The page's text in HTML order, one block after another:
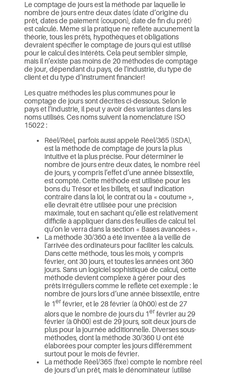
Le comptage de jours est la méthode par laquelle le
nombre de jours entre deux dates (date d’origine du
prêt, dates de paiement (coupon), date de fin du prêt)
est calculé. Même si la pratique ne reflète aucunement la
théorie, tous les prêts, hypothèques et obligations
devraient spécifier le comptage de jours qui est utilisé
pour le calcul des intérêts. Cela peut sembler simple,
mais il n’existe pas moins de 20 méthodes de comptage
de jour, dépendant du pays, de l’industrie, du type de
client et du type d’instrument financier!
Les quatre méthodes les plus communes pour le
comptage de jours sont décrites ci-dessous. Selon le
pays et l’industrie, il peut y avoir des variantes dans les
noms utilisés. Ces noms suivent la nomenclature ISO
15022 :
Réel/Réel, parfois aussi appelé Réel/365 (ISDA),
est la méthode de comptage de jours la plus
intuitive et la plus précise. Pour déterminer le
nombre de jours entre deux dates, le nombre réel
de jours, y compris l’effet d’une année bissextile,
est compté. Cette méthode est utilisée pour les
bons du Trésor et les billets, et sauf indication
contraire dans la loi, le contrat ou la « coutume »,
elle devrait être utilisée pour une précision
maximale, tout en sachant qu’elle est relativement
difficile à appliquer dans des feuilles de calcul tel
qu’on le verra dans la section « Bases avancées ».
La méthode 30/360 a été inventée à la veille de
l’arrivée des ordinateurs pour faciliter les calculs.
Dans cette méthode, tous les mois, y compris
février, ont 30 jours, et toutes les années ont 360
jours. Sans un logiciel sophistiqué de calcul, cette
méthode devient complexe à gérer pour des
prêts irréguliers comme le reflète cet exemple : le
nombre de jours lors d’une année bissextile, entre
le 1er février, et le 28 février (à 0h00) est de 27
alors que le nombre de jours du 1er février au 29
février (à 0h00) est de 29 jours, soit deux jours de
plus pour la journée additionnelle. Diverses sous-
méthodes, dont la méthode 30/360 U ont été
élaborées pour compter les jours différemment
surtout pour le mois de février.
La méthode Réel/365 (fixe) compte le nombre réel
de jours d’un prêt, mais le dénominateur (utilisé